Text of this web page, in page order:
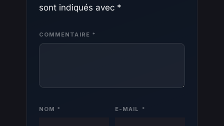
sont indiqués avec *
COMMENTAIRE *
NOM * E-MAIL *